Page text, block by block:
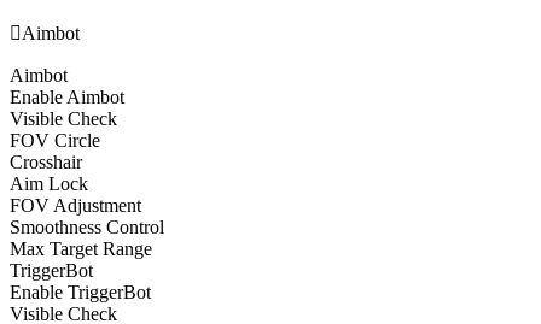
Aimbot
Aimbot
Enable Aimbot
Visible Check
FOV Circle
Crosshair
Aim Lock
FOV Adjustment
Smoothness Control
Max Target Range
TriggerBot
Enable TriggerBot
Visible Check